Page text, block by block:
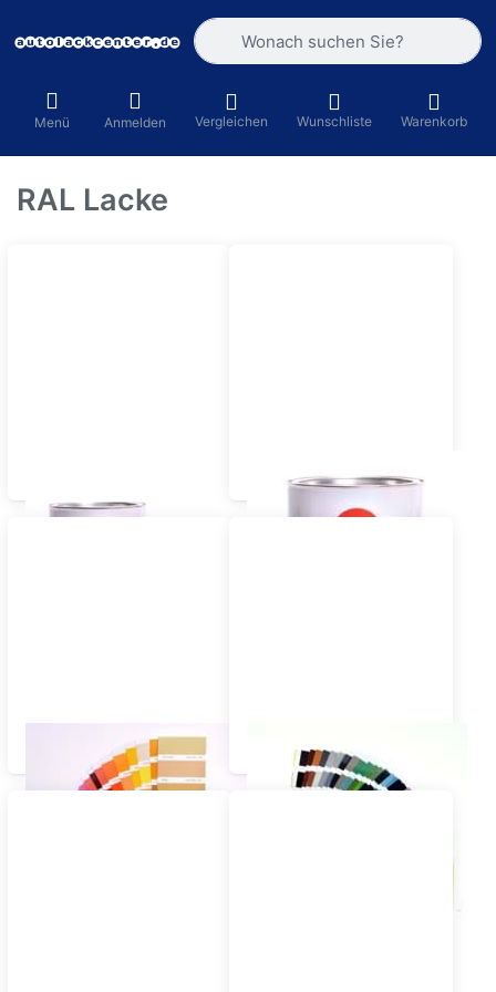
Geben Sie einen Suchbegriff ein.
Menü Anmelden Vergleichen Wunschliste Warenkorb
RAL Lacke
Basislacke
Kunstharzlacke Nitrolacke